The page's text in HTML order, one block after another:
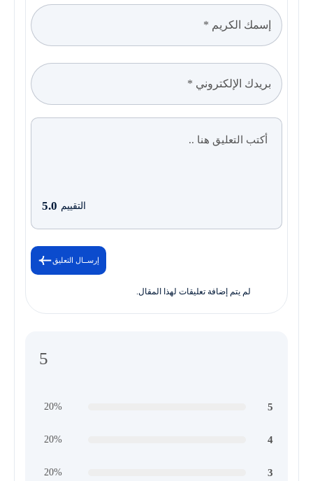
التقييم 5.0
إرســال التعليق
لم يتم إضافة تعليقات لهذا المقال.
5
5
20%
4
20%
3
20%